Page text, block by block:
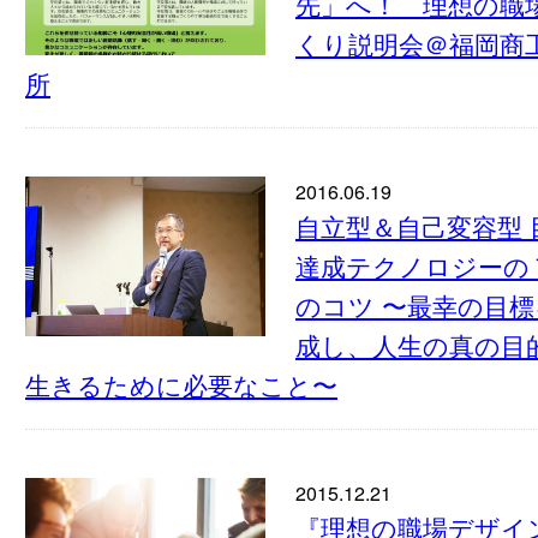
くり説明会＠福岡商
所
2016.06.19
自立型＆自己変容型
達成テクノロジーの
のコツ 〜最幸の目
成し、人生の真の目
生きるために必要なこと〜
2015.12.21
『理想の職場デザイ